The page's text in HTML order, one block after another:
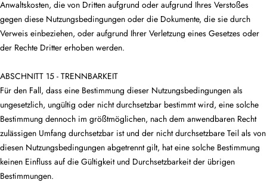
Anwaltskosten, die von Dritten aufgrund oder aufgrund Ihres Verstoßes
gegen diese Nutzungsbedingungen oder die Dokumente, die sie durch
Verweis einbeziehen, oder aufgrund Ihrer Verletzung eines Gesetzes oder
der Rechte Dritter erhoben werden.
ABSCHNITT 15 - TRENNBARKEIT
Für den Fall, dass eine Bestimmung dieser Nutzungsbedingungen als
ungesetzlich, ungültig oder nicht durchsetzbar bestimmt wird, eine solche
Bestimmung dennoch im größtmöglichen, nach dem anwendbaren Recht
zulässigen Umfang durchsetzbar ist und der nicht durchsetzbare Teil als von
diesen Nutzungsbedingungen abgetrennt gilt, hat eine solche Bestimmung
keinen Einfluss auf die Gültigkeit und Durchsetzbarkeit der übrigen
Bestimmungen.